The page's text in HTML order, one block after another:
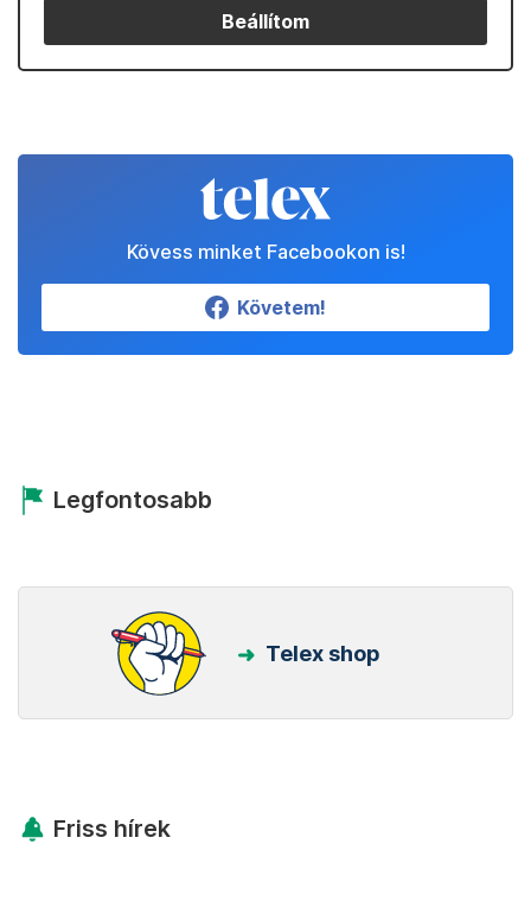
Beállítom
Kövess minket Facebookon is!
Követem!
Legfontosabb
Telex shop
Friss hírek